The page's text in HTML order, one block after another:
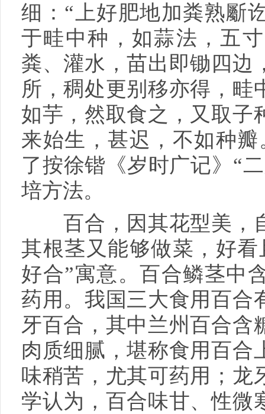
细：“上好肥地加粪熟斸
于畦中种，如蒜法，五
粪、灌水，苗出即锄四边
所，稠处更别移亦得，畦
如芋，然取食之，又取子
来始生，甚迟，不如种
了按徐锴《岁时广记》“
培方法。
百合，因其花型美，
其根茎又能够做菜，好
好合”寓意。百合鳞茎中
药用。我国三大食用百合
牙百合，其中兰州百合含
肉质细腻，堪称食用百合
味稍苦，尤其可药用；龙
学认为，百合味甘、性微